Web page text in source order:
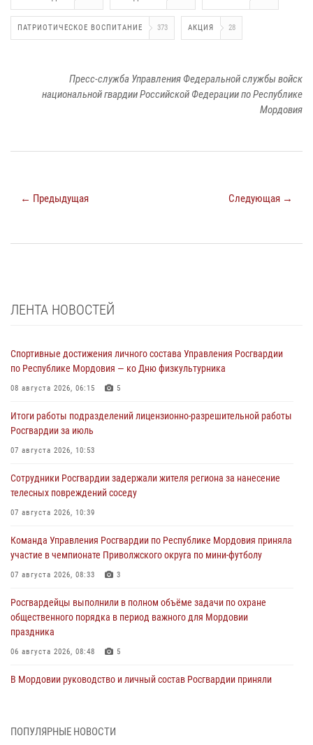
ПАТРИОТИЧЕСКОЕ ВОСПИТАНИЕ 373 АКЦИЯ 28
Пресс-служба Управления Федеральной службы войск
национальной гвардии Российской Федерации по Республике
Мордовия
← Предыдущая Следующая →
ЛЕНТА НОВОСТЕЙ
Спортивные достижения личного состава Управления Росгвардии
по Республике Мордовия — ко Дню физкультурника
08 августа 2026, 06:15 5
Итоги работы подразделений лицензионно-разрешительной работы
Росгвардии за июль
07 августа 2026, 10:53
Сотрудники Росгвардии задержали жителя региона за нанесение
телесных повреждений соседу
07 августа 2026, 10:39
Команда Управления Росгвардии по Республике Мордовия приняла
участие в чемпионате Приволжского округа по мини-футболу
07 августа 2026, 08:33 3
Росгвардейцы выполнили в полном объёме задачи по охране
общественного порядка в период важного для Мордовии
праздника
06 августа 2026, 08:48 5
В Мордовии руководство и личный состав Росгвардии приняли
06 августа 2026, 08:14 9
ПОПУЛЯРНЫЕ НОВОСТИ